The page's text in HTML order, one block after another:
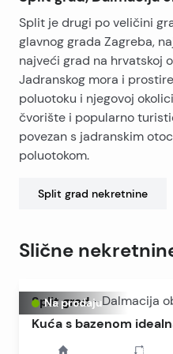
Split je drugi po veličini
glavnog grada Zagreba,
najveći grad na hrvatskoj
Jadranskog mora i
poluotoku i njegovoj
čvorište i popularno
povezan s jadranskim
poluotokom.
Split grad nekretnine
Slične
Na prodaju
Split grad - Dalmacija
Kuća s bazenom